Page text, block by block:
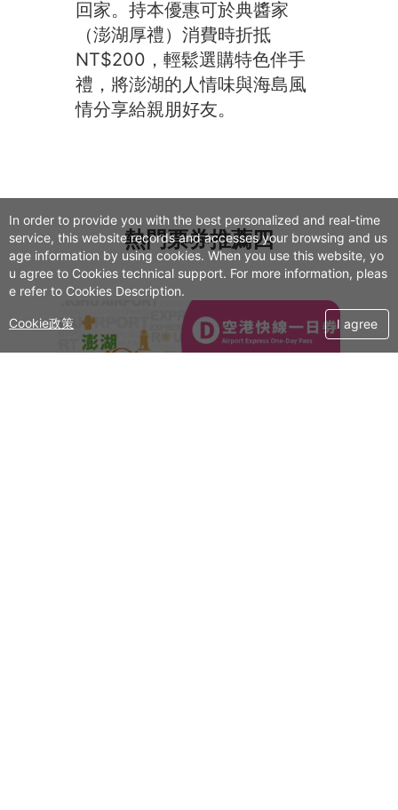
回家。持本優惠可於典醬家
（澎湖厚禮）消費時折抵
NT$200，輕鬆選購特色伴手
禮，將澎湖的人情味與海島風
情分享給親朋好友。
熱門票券推薦四
In order to provide you with the best personalized and real-time
service, this website records and accesses your browsing and us
age information by using cookies. When you use this website, yo
u agree to Cookies technical support. For more information, pleas
e refer to Cookies Description.
I agree
Cookie政策